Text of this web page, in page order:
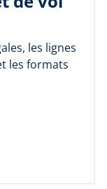
les lignes
les formats